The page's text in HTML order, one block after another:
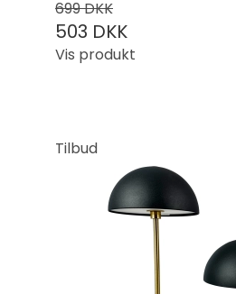
699 DKK
503 DKK
Vis produkt
Tilbud